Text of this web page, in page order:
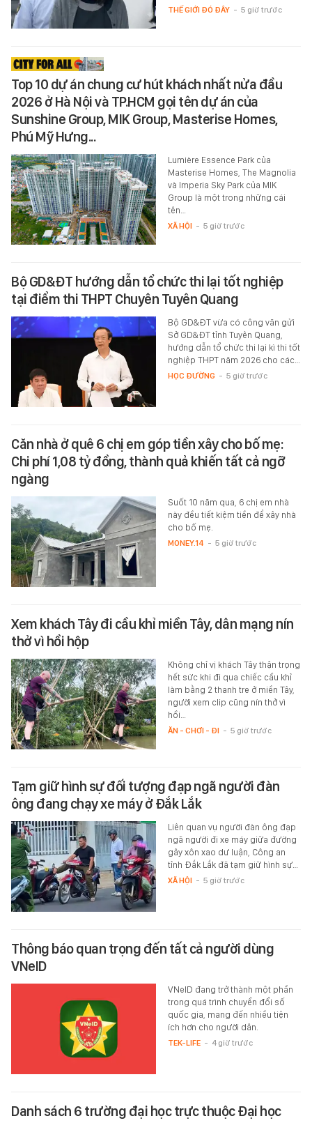
THẾ GIỚI ĐÓ ĐÂY - 5 giờ trước
Top 10 dự án chung cư hút khách nhất nửa đầu
2026 ở Hà Nội và TP.HCM gọi tên dự án của
Sunshine Group, MIK Group, Masterise Homes,
Phú Mỹ Hưng...
Lumière Essence Park của
Masterise Homes, The Magnolia
và Imperia Sky Park của MIK
Group là một trong những cái
tên…
XÃ HỘI - 5 giờ trước
Bộ GD&ĐT hướng dẫn tổ chức thi lại tốt nghiệp
tại điểm thi THPT Chuyên Tuyên Quang
Bộ GD&ĐT vừa có công văn gửi
Sở GD&ĐT tỉnh Tuyên Quang,
hướng dẫn tổ chức thi lại kì thi tốt
nghiệp THPT năm 2026 cho các…
HỌC ĐƯỜNG - 5 giờ trước
Căn nhà ở quê 6 chị em góp tiền xây cho bố mẹ:
Chi phí 1,08 tỷ đồng, thành quả khiến tất cả ngỡ
ngàng
Suốt 10 năm qua, 6 chị em nhà
này đều tiết kiệm tiền để xây nhà
cho bố mẹ.
MONEY.14 - 5 giờ trước
Xem khách Tây đi cầu khỉ miền Tây, dân mạng nín
thở vì hồi hộp
Không chỉ vị khách Tây thận trọng
hết sức khi đi qua chiếc cầu khỉ
làm bằng 2 thanh tre ở miền Tây,
người xem clip cũng nín thở vì
hồi…
ĂN - CHƠI - ĐI - 5 giờ trước
Tạm giữ hình sự đối tượng đạp ngã người đàn
ông đang chạy xe máy ở Đắk Lắk
Liên quan vụ người đàn ông đạp
ngã người đi xe máy giữa đường
gây xôn xao dư luận, Công an
tỉnh Đắk Lắk đã tạm giữ hình sự…
XÃ HỘI - 5 giờ trước
Thông báo quan trọng đến tất cả người dùng
VNeID
VNeID đang trở thành một phần
trong quá trình chuyển đổi số
quốc gia, mang đến nhiều tiện
ích hơn cho người dân.
TEK-LIFE - 4 giờ trước
Danh sách 6 trường đại học trực thuộc Đại học